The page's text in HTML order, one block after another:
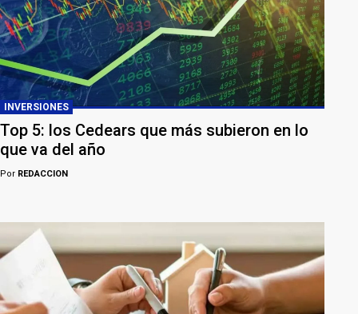
INVERSIONES
Top 5: los Cedears que más subieron en lo
que va del año
Por REDACCION